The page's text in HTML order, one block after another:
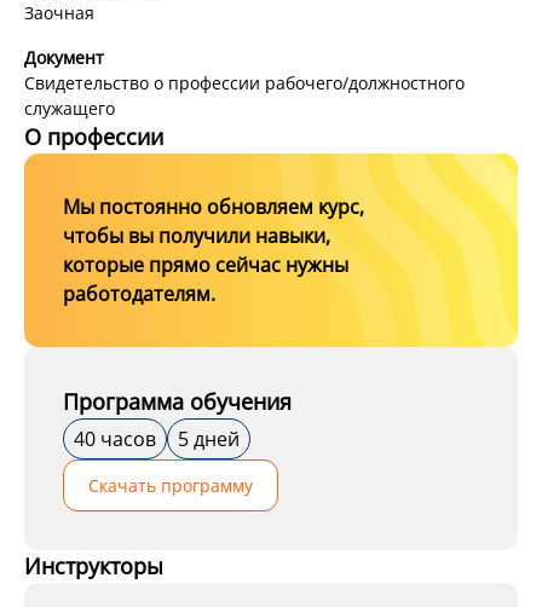
Заочная
Документ
Свидетельство о профессии рабочего/должностного
служащего
О профессии
Мы постоянно обновляем курс,
чтобы вы получили навыки,
которые прямо сейчас нужны
работодателям.
Программа обучения
40 часов 5 дней
Скачать программу
Инструкторы